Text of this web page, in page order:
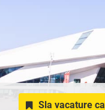
Sla vacature